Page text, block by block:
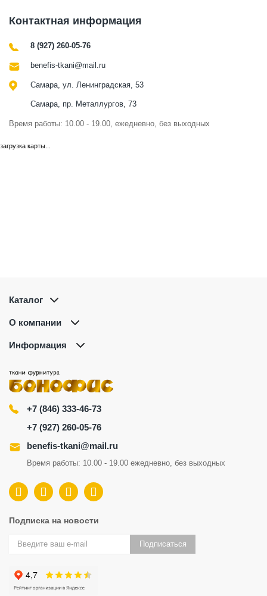
Контактная информация
8 (927) 260-05-76
benefis-tkani@mail.ru
Самара, ул. Ленинградская, 53
Самара, пр. Металлургов, 73
Время работы: 10.00 - 19.00, ежедневно, без выходных
загрузка карты...
Каталог
О компании
Информация
+7 (846) 333-46-73
+7 (927) 260-05-76
benefis-tkani@mail.ru
Время работы: 10.00 - 19.00 ежедневно, без выходных
Подписка на новости
Подписаться